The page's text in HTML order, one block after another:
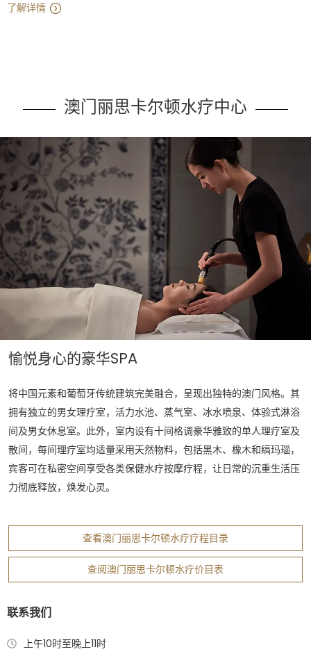
了解详情
澳门丽思卡尔顿水疗中心
愉悦身心的豪华SPA
将中国元素和葡萄牙传统建筑完美融合，呈现出独特的澳门风格。其
拥有独立的男女理疗室，活力水池、蒸气室、冰水喷泉、体验式淋浴
间及男女休息室。此外，室内设有十间格调豪华雅致的单人理疗室及
散间，每间理疗室均适量采用天然物料，包括黑木、橡木和缟玛瑙，
宾客可在私密空间享受各类保健水疗按摩疗程，让日常的沉重生活压
力彻底释放，焕发心灵。
查看澳门丽思卡尔顿水疗疗程目录
查阅澳门丽思卡尔顿水疗价目表
联系我们
上午10时至晚上11时